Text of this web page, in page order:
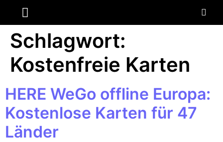
Schlagwort:
Kostenfreie Karten
HERE WeGo offline Europa:
Kostenlose Karten für 47
Länder